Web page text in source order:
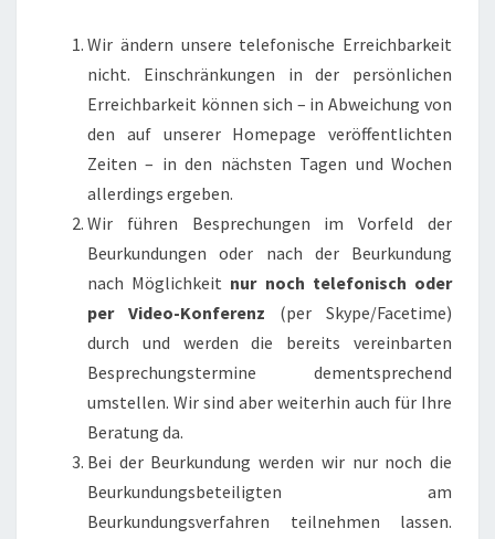
Wir ändern unsere telefonische Erreichbarkeit
nicht. Einschränkungen in der persönlichen
Erreichbarkeit können sich – in Abweichung von
den auf unserer Homepage veröffentlichten
Zeiten – in den nächsten Tagen und Wochen
allerdings ergeben.
Wir führen Besprechungen im Vorfeld der
Beurkundungen oder nach der Beurkundung
nach Möglichkeit nur noch telefonisch oder
per Video-Konferenz (per Skype/Facetime)
durch und werden die bereits vereinbarten
Besprechungstermine dementsprechend
umstellen. Wir sind aber weiterhin auch für Ihre
Beratung da.
Bei der Beurkundung werden wir nur noch die
Beurkundungsbeteiligten am
Beurkundungsverfahren teilnehmen lassen.